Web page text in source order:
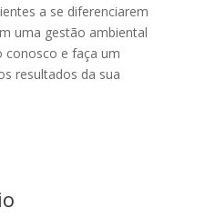
a se diferenciarem
uma gestão ambiental
conosco e faça um
resultados da sua